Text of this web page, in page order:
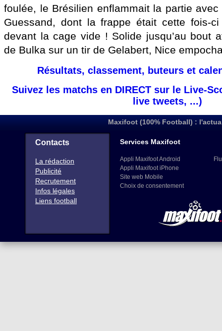
foulée, le Brésilien enflammait la partie
Guessand, dont la frappe était cette fois-
devant la cage vide ! Solide jusqu’au bout
de Bulka sur un tir de Gelabert, Nice
Résultats, classement, buteurs et
Suivez les matchs en DIRECT sur le Live-
live tweets, ...)
Maxifoot (100% Football) :
Contacts
La rédaction
Publicité
Recrutement
Infos légales
Liens football
Services Maxifoot
Appli Maxifoot Android
Appli Maxifoot iPhone
Site web Mobile
Choix de consentement